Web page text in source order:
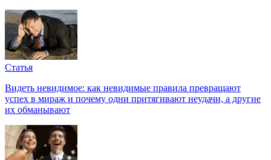
Статья
Видеть невидимое: как невидимые правила превращают
успех в мираж и почему одни притягивают неудачи, а другие
их обманывают